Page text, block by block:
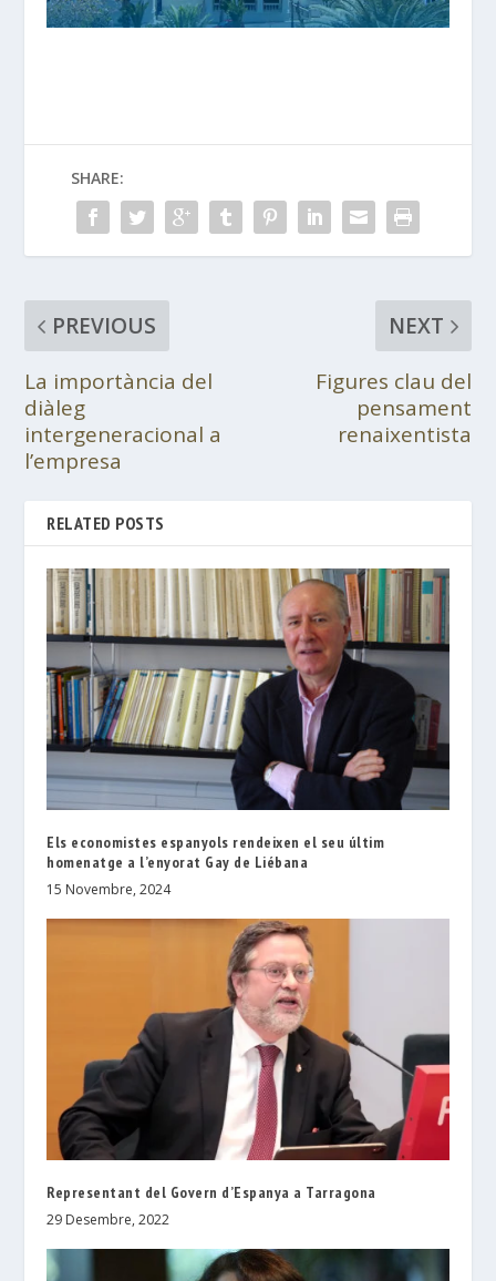
SHARE:
PREVIOUS
La importància del
diàleg
intergeneracional a
l’empresa
NEXT
Figures clau del
pensament
renaixentista
RELATED POSTS
Els economistes espanyols rendeixen el seu últim
homenatge a l’enyorat Gay de Liébana
15 Novembre, 2024
Representant del Govern d’Espanya a Tarragona
29 Desembre, 2022